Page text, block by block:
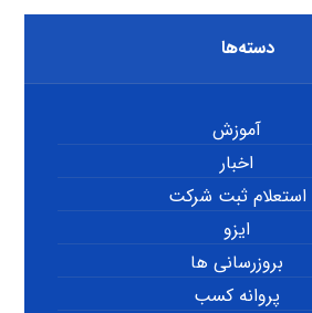
دسته‌ها
آموزش
اخبار
استعلام ثبت شرکت
ایزو
بروزرسانی ها
پروانه کسب